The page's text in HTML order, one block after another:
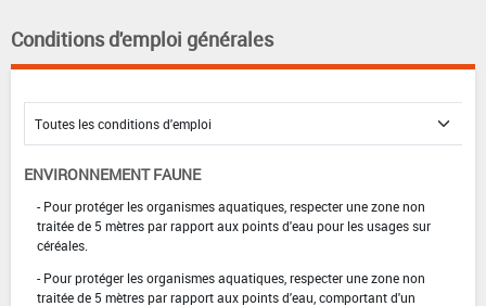
Conditions d'emploi générales
ENVIRONNEMENT FAUNE
- Pour protéger les organismes aquatiques, respecter une zone non
traitée de 5 mètres par rapport aux points d'eau pour les usages sur
céréales.
- Pour protéger les organismes aquatiques, respecter une zone non
traitée de 5 mètres par rapport aux points d'eau, comportant d'un